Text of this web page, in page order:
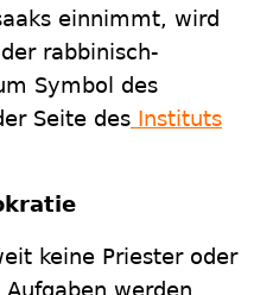
einnimmt, wird
rabbinisch-
Symbol des
Seite des Instituts
keine Priester oder
werden